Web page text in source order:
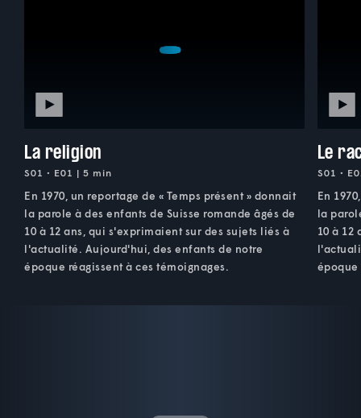
La religion
S01 • E01 | 5 min
En 1970, un reportage de « Temps présent » donnait
la parole à des enfants de Suisse romande âgés de
10 à 12 ans, qui s'exprimaient sur des sujets liés à
l'actualité. Aujourd'hui, des enfants de notre
époque réagissent à ces témoignages.
Le
S01 •
En
la
10 à 12
époque